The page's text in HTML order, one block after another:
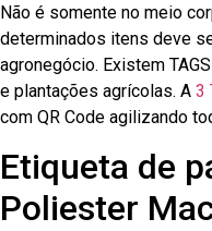
Não é somente no meio
determinados itens deve
agronegócio. Existem
e plantações agrícolas. A 3
com QR Code agilizando
Etiqueta de
Poliester